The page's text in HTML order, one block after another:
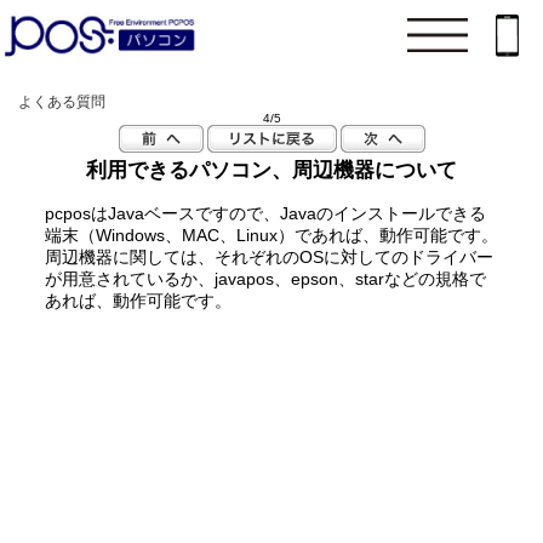
よくある質問
4/5
利用できるパソコン、周辺機器について
pcposはJavaベースですので、Javaのインストールできる
端末（Windows、MAC、Linux）であれば、動作可能です。
周辺機器に関しては、それぞれのOSに対してのドライバー
が用意されているか、javapos、epson、starなどの規格で
あれば、動作可能です。